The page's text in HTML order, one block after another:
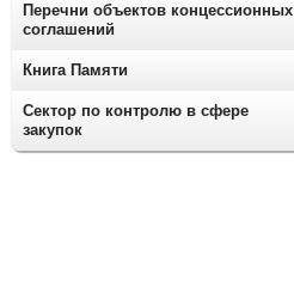
Перечни объектов концессионных
соглашений
Книга Памяти
Сектор по контролю в сфере
закупок